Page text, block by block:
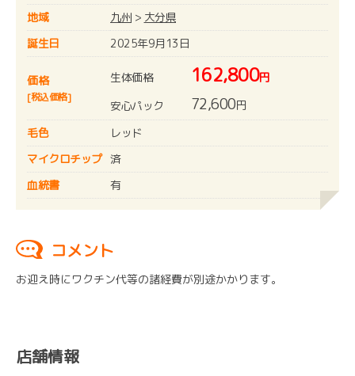
地域
九州 > 大分県
誕生日
2025年9月13日
価格
[税込価格]
生体価格 162,800円
安心パック
72,600円
毛色
レッド
マイクロチップ 済
血統書
有
コメント
お迎え時にワクチン代等の諸経費が別途かかります。
店舗情報